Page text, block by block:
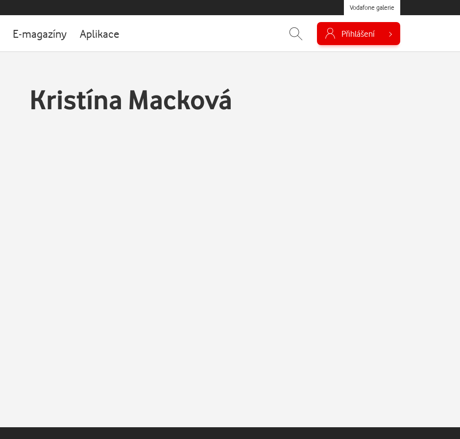
Vodafone galerie
E-magazíny Aplikace Přihlášení
Kristína Macková